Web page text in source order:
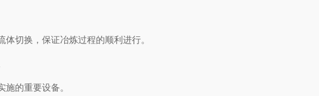
切换，保证冶炼过程的顺利进行。
的重要设备。